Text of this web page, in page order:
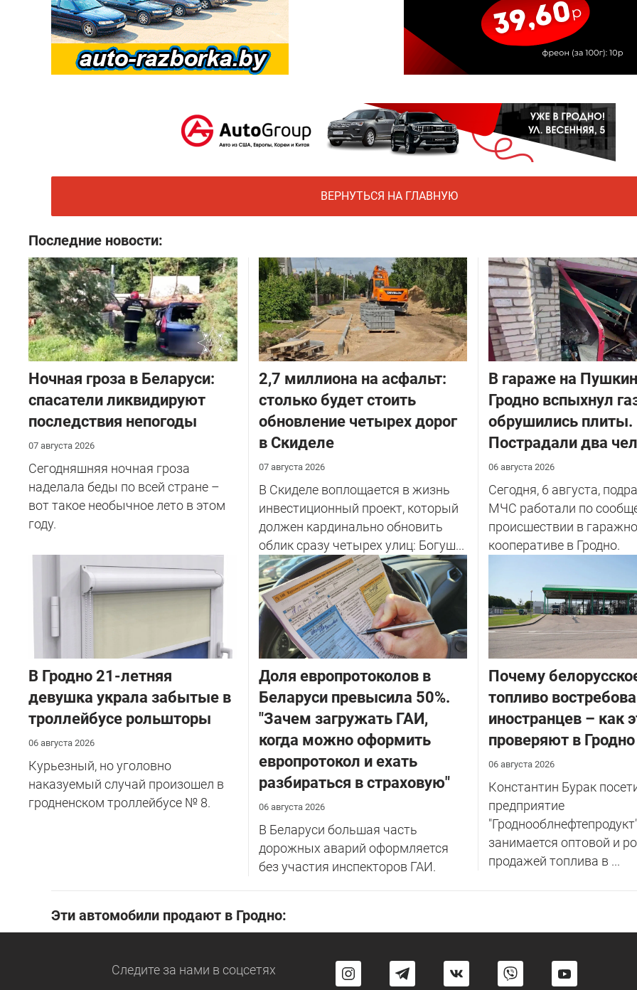
ВЕРНУТЬСЯ НА ГЛАВНУЮ
Последние новости:
Ночная гроза в Беларуси:
спасатели ликвидируют
последствия непогоды
07 августа 2026
Сегодняшняя ночная гроза
наделала беды по всей стране –
вот такое необычное лето в этом
году.
2,7 миллиона на асфальт:
столько будет стоить
обновление четырех дорог
в Скиделе
07 августа 2026
В Скиделе воплощается в жизнь
инвестиционный проект, который
должен кардинально обновить
облик сразу четырех улиц: Богуш...
В гараже на
Гродно вспыхнул
обрушились плиты.
Пострадали два
06 августа 2026
Сегодня, 6 августа,
МЧС работали по
происшествии в
кооперативе в Гродно.
В Гродно 21-летняя
девушка украла забытые в
троллейбусе рольшторы
06 августа 2026
Курьезный, но уголовно
наказуемый случай произошел в
гродненском троллейбусе № 8.
Доля европротоколов в
Беларуси превысила 50%.
"Зачем загружать ГАИ,
когда можно оформить
европротокол и ехать
разбираться в страховую"
06 августа 2026
В Беларуси большая часть
дорожных аварий оформляется
без участия инспекторов ГАИ.
Почему
топливо
иностранцев – как
проверяют в Гродно
06 августа 2026
Константин Бурак
предприятие
занимается оптовой и
продажей топлива в ...
Эти автомобили продают в Гродно:
Следите за нами в соцсетях